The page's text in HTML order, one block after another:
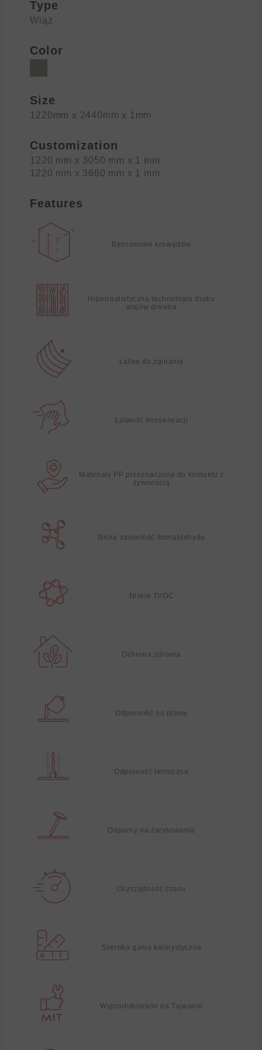
Type
Wiąz
Color
Size
1220mm x 2440mm x 1mm
Customization
1220 mm x 3050 mm x 1 mm
1220 mm x 3660 mm x 1 mm
Features
Bezszwowe krawędzie
Hiperrealistyczna technologia druku
słojów drewna
Łatwe do zginania
Łatwość konserwacji
Materiały PP przeznaczone do kontaktu z
żywnością
Niska zawartość formaldehydu
Niskie TVOC
Ochrona zdrowia
Odporność na plamy
Odporność termiczna
Odporny na zarysowania
Oszczędność czasu
Szeroka gama kolorystyczna
Wyprodukowano na Tajwanie